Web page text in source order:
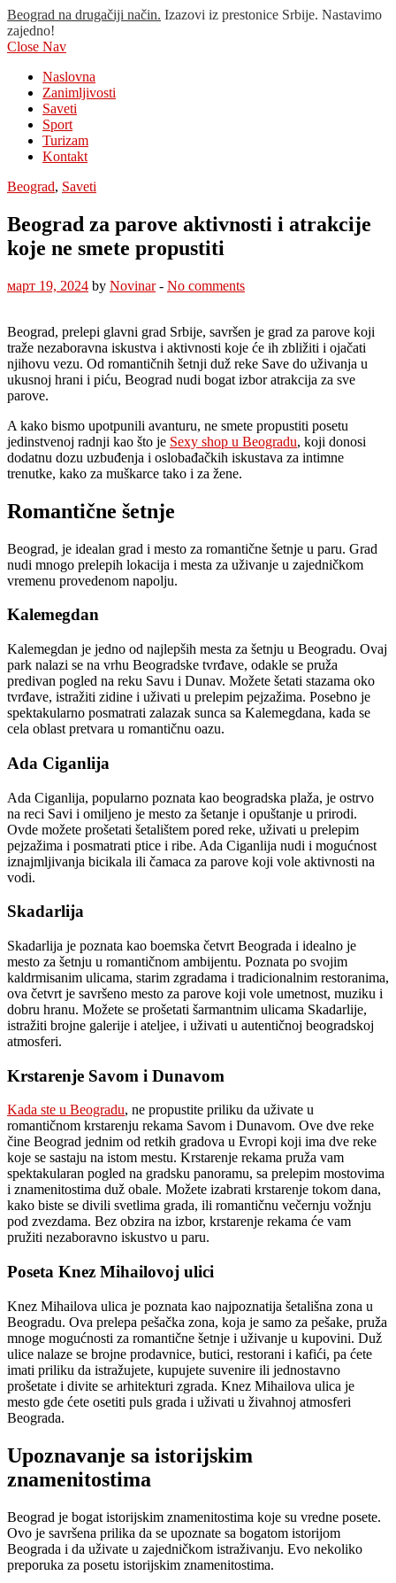
Beograd na drugačiji način. Izazovi iz prestonice Srbije. Nastavimo
zajedno!
Close Nav
Naslovna
Zanimljivosti
Saveti
Sport
Turizam
Kontakt
Beograd, Saveti
Beograd za parove aktivnosti i atrakcije
koje ne smete propustiti
март 19, 2024 by Novinar- No comments
Beograd, prelepi glavni grad Srbije, savršen je grad za parove koji
traže nezaboravna iskustva i aktivnosti koje će ih zbližiti i ojačati
njihovu vezu. Od romantičnih šetnji duž reke Save do uživanja u
ukusnoj hrani i piću, Beograd nudi bogat izbor atrakcija za sve
parove.
A kako bismo upotpunili avanturu, ne smete propustiti posetu
jedinstvenoj radnji kao što je Sexy shop u Beogradu, koji donosi
dodatnu dozu uzbuđenja i oslobađačkih iskustava za intimne
trenutke, kako za muškarce tako i za žene.
Romantične šetnje
Beograd, je idealan grad i mesto za romantične šetnje u paru. Grad
nudi mnogo prelepih lokacija i mesta za uživanje u zajedničkom
vremenu provedenom napolju.
Kalemegdan
Kalemegdan je jedno od najlepših mesta za šetnju u Beogradu. Ovaj
park nalazi se na vrhu Beogradske tvrđave, odakle se pruža
predivan pogled na reku Savu i Dunav. Možete šetati stazama oko
tvrđave, istražiti zidine i uživati ​​u prelepim pejzažima. Posebno je
spektakularno posmatrati zalazak sunca sa Kalemegdana, kada se
cela oblast pretvara u romantičnu oazu.
Ada Ciganlija
Ada Ciganlija, popularno poznata kao beogradska plaža, je ostrvo
na reci Savi i omiljeno je mesto za šetanje i opuštanje u prirodi.
Ovde možete prošetati šetalištem pored reke, uživati ​​u prelepim
pejzažima i posmatrati ptice i ribe. Ada Ciganlija nudi i mogućnost
iznajmljivanja bicikala ili čamaca za parove koji vole aktivnosti na
vodi.
Skadarlija
Skadarlija je poznata kao boemska četvrt Beograda i idealno je
mesto za šetnju u romantičnom ambijentu. Poznata po svojim
kaldrmisanim ulicama, starim zgradama i tradicionalnim restoranima,
ova četvrt je savršeno mesto za parove koji vole umetnost, muziku i
dobru hranu. Možete se prošetati šarmantnim ulicama Skadarlije,
istražiti brojne galerije i ateljee, i uživati ​​u autentičnoj beogradskoj
atmosferi.
Krstarenje Savom i Dunavom
Kada ste u Beogradu, ne propustite priliku da uživate u
romantičnom krstarenju rekama Savom i Dunavom. Ove dve reke
čine Beograd jednim od retkih gradova u Evropi koji ima dve reke
koje se sastaju na istom mestu. Krstarenje rekama pruža vam
spektakularan pogled na gradsku panoramu, sa prelepim mostovima
i znamenitostima duž obale. Možete izabrati krstarenje tokom dana,
kako biste se divili svetlima grada, ili romantičnu večernju vožnju
pod zvezdama. Bez obzira na izbor, krstarenje rekama će vam
pružiti nezaboravno iskustvo u paru.
Poseta Knez Mihailovoj ulici
Knez Mihailova ulica je poznata kao najpoznatija šetališna zona u
Beogradu. Ova prelepa pešačka zona, koja je samo za pešake, pruža
mnoge mogućnosti za romantične šetnje i uživanje u kupovini. Duž
ulice nalaze se brojne prodavnice, butici, restorani i kafići, pa ćete
imati priliku da istražujete, kupujete suvenire ili jednostavno
prošetate i divite se arhitekturi zgrada. Knez Mihailova ulica je
mesto gde ćete osetiti puls grada i uživati ​​u živahnoj atmosferi
Beograda.
Upoznavanje sa istorijskim
znamenitostima
Beograd je bogat istorijskim znamenitostima koje su vredne posete.
Ovo je savršena prilika da se upoznate sa bogatom istorijom
Beograda i da uživate u zajedničkom istraživanju. Evo nekoliko
preporuka za posetu istorijskim znamenitostima.